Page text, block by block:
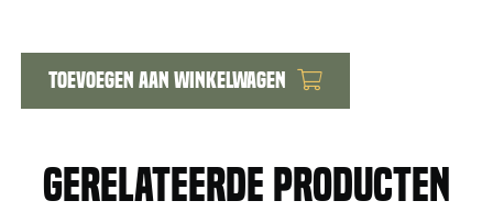
Voorschrift
Toevoegen aan winkelwagen
Gerelateerde producten